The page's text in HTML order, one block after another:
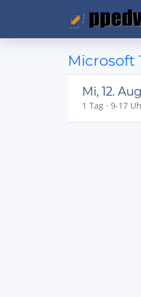
Microsoft
Mi, 12. Aug
1 Tag · 9-17